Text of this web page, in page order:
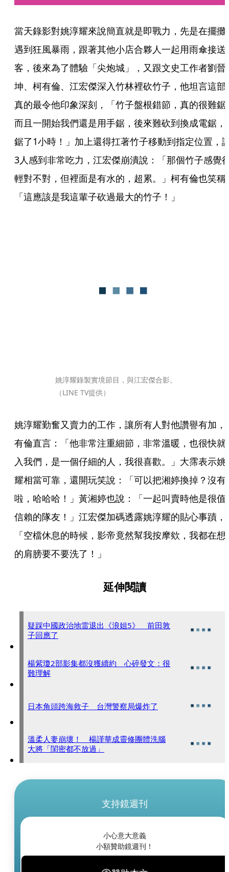
當天錄影對姚淳耀來說簡直就是即戰力，先是在擺攤
遇到狂風暴雨，跟著其他小店合夥人一起用雨傘接送
客，後來為了體驗「尖炮城」，又跟文史工作者劉晉
坤、柯有倫、江宏傑深入竹林裡砍竹子，他坦言這部
真的最令他印象深刻，「竹子盤根錯節，真的很難鋸
而且一開始我們還是用手鋸，後來難砍到換成電鋸，
鋸了1小時！」加上還得扛著竹子移動到指定位置，
3人感到非常吃力，江宏傑崩潰說：「那個竹子感覺
輕對不對，但裡面是有水的，超累。」柯有倫也笑稱
「這應該是我這輩子砍過最大的竹子！」
姚淳耀錄製實境節目，與江宏傑合影。
（LINE TV提供）
姚淳耀勤奮又賣力的工作，讓所有人對他讚譽有加，
有倫直言：「他非常注重細節，非常溫暖，也很快就
入我們，是一個仔細的人，我很喜歡。」大霈表示姚
耀相當可靠，還開玩笑說：「可以把湘婷換掉？沒有
啦，哈哈哈！」黃湘婷也說：「一起叫賣時他是很值
信賴的隊友！」江宏傑加碼透露姚淳耀的貼心事蹟，
「空檔休息的時候，影帝竟然幫我按摩欸，我都在想
的肩膀要不要洗了！」
延伸閱讀
疑踩中國政治地雷退出《浪姐5》 前田敦
子回應了
楊紫瓊2部影集都沒獲續約 心碎發文：很
難理解
日本角頭跨海救子 台灣警察局爆炸了
溫柔人妻崩壞！ 楊謹華成靈修團體洗腦
大將「閨密都不放過」
支持鏡週刊
小心意大意義
小額贊助鏡週刊！